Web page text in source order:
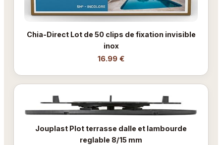
Chia-Direct Lot de 50 clips de fixation invisible
inox
16.99 €
Jouplast Plot terrasse dalle et lambourde
reglable 8/15 mm